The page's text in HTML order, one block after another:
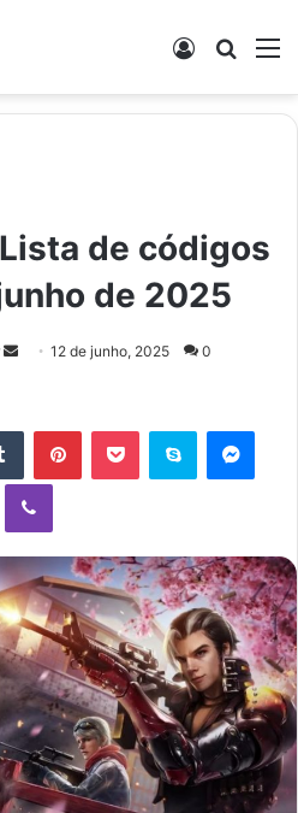
Entrar
de códigos
de 2025
Mande
mail
12 de junho, 2025 0
Tumblr PinterestPocket Skype
Viber